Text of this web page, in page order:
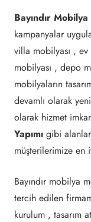
Bayındır Mobilya
kampanyalar
villa mobilyası ,
mobilyası , depo
mobilyaların
devamlı olarak
olarak hizmet
Yapımı gibi
müşterilerimize en
Bayındır mobilya
tercih edilen
kurulum , tasarım